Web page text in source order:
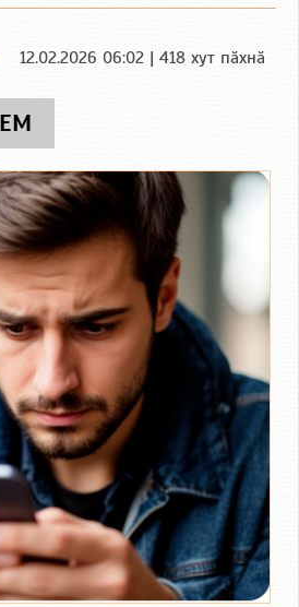
12.02.2026 06:02 | 418 хут пӑхнӑ